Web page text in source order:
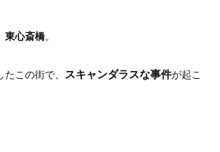
東心斎橋。
この街で、 スキャンダラスな事件が起こ